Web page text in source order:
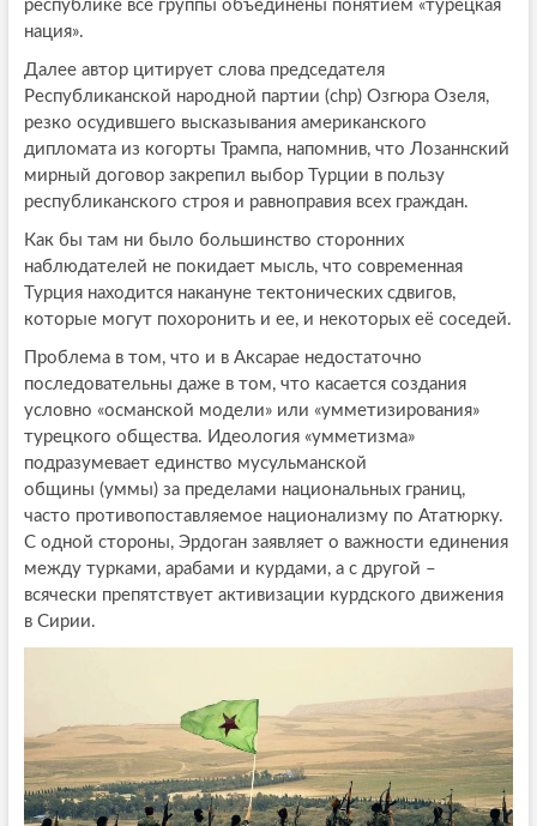
республике все группы объединены понятием «турецкая
нация».
Далее автор цитирует слова председателя
Республиканской народной партии (chp) Озгюра Озеля,
резко осудившего высказывания американского
дипломата из когорты Трампа, напомнив, что Лозаннский
мирный договор закрепил выбор Турции в пользу
республиканского строя и равноправия всех граждан.
Как бы там ни было большинство сторонних
наблюдателей не покидает мысль, что современная
Турция находится накануне тектонических сдвигов,
которые могут похоронить и ее, и некоторых её соседей.
Проблема в том, что и в Аксарае недостаточно
последовательны даже в том, что касается создания
условно «османской модели» или «умметизирования»
турецкого общества. Идеология «умметизма»
подразумевает единство мусульманской
общины (уммы) за пределами национальных границ,
часто противопоставляемое национализму по Ататюрку.
С одной стороны, Эрдоган заявляет о важности единения
между турками, арабами и курдами, а с другой –
всячески препятствует активизации курдского движения
в Сирии.